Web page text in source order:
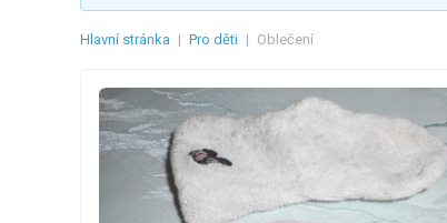
Hlavní stránka | Pro děti | Oblečení